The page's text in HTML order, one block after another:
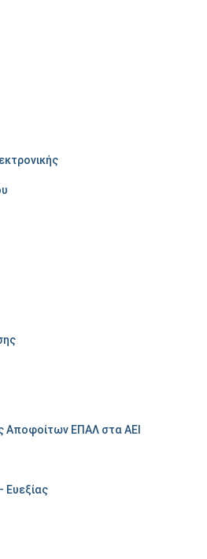
Αποφοίτων ΕΠΑΛ στα ΑΕΙ
Ευεξίας